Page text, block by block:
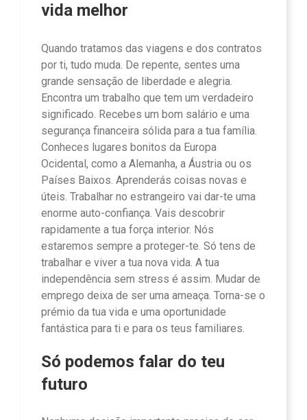
vida melhor
Quando tratamos das viagens e dos contratos
por ti, tudo muda. De repente, sentes uma
grande sensação de liberdade e alegria.
Encontra um trabalho que tem um verdadeiro
significado. Recebes um bom salário e uma
segurança financeira sólida para a tua família.
Conheces lugares bonitos da Europa
Ocidental, como a Alemanha, a Áustria ou os
Países Baixos. Aprenderás coisas novas e
úteis. Trabalhar no estrangeiro vai dar-te uma
enorme auto-confiança. Vais descobrir
rapidamente a tua força interior. Nós
estaremos sempre a proteger-te. Só tens de
trabalhar e viver a tua nova vida. A tua
independência sem stress é assim. Mudar de
emprego deixa de ser uma ameaça. Torna-se o
prémio da tua vida e uma oportunidade
fantástica para ti e para os teus familiares.
Só podemos falar do teu
futuro